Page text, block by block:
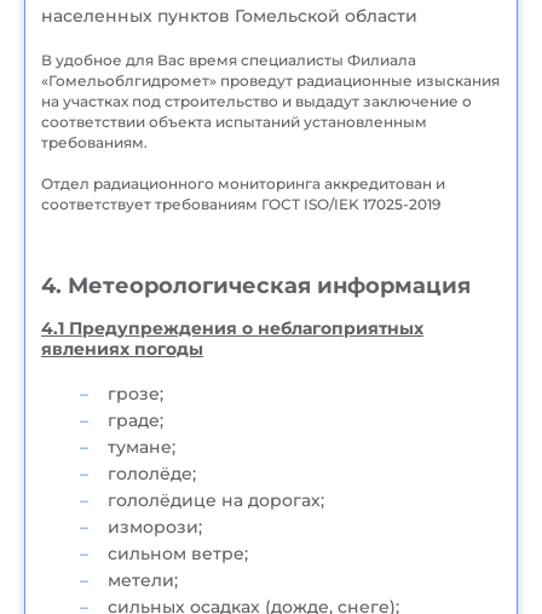
населенных пунктов Гомельской области
В удобное для Вас время специалисты Филиала
«Гомельоблгидромет» проведут радиационные изыскания
на участках под строительство и выдадут заключение о
соответствии объекта испытаний установленным
требованиям.
Отдел радиационного мониторинга аккредитован и
соответствует требованиям ГОСТ ISO/IEK 17025-2019
4. Метеорологическая информация
4.1 Предупреждения о неблагоприятных
явлениях погоды
грозе;
граде;
тумане;
гололёде;
гололёдице на дорогах;
изморози;
сильном ветре;
метели;
сильных осадках (дожде, снеге);